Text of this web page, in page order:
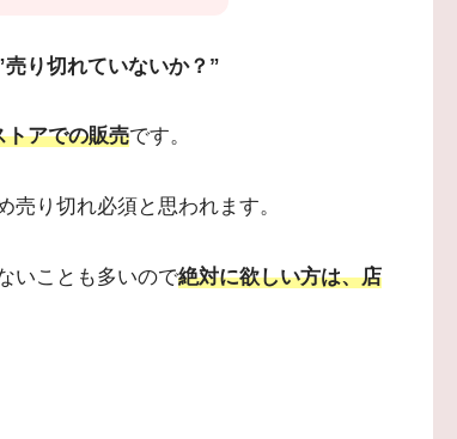
り切れていないか？”
トアでの販売です。
り切れ必須と思われます。
いことも多いので絶対に欲しい方は、店